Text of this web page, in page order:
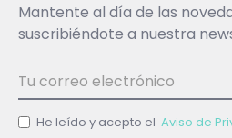
Mantente al día de las
suscribiéndote a nuestra
He leído y acepto el Aviso de